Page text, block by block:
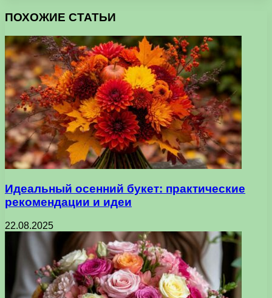
ПОХОЖИЕ СТАТЬИ
Идеальный осенний букет: практические
рекомендации и идеи
22.08.2025